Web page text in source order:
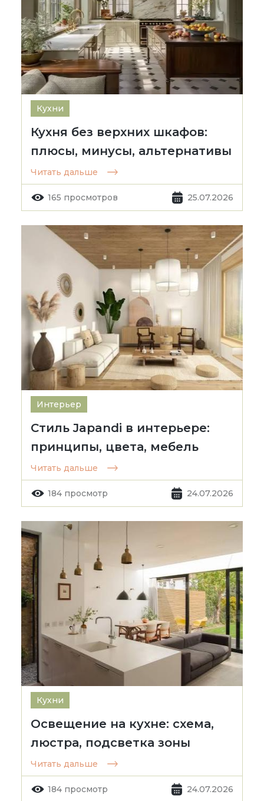
Кухни
Кухня без верхних шкафов:
плюсы, минусы, альтернативы
Читать дальше
165 просмотров 25.07.2026
Интерьер
Стиль Japandi в интерьере:
принципы, цвета, мебель
Читать дальше
184 просмотр 24.07.2026
Кухни
Освещение на кухне: схема,
люстра, подсветка зоны
Читать дальше
184 просмотр 24.07.2026